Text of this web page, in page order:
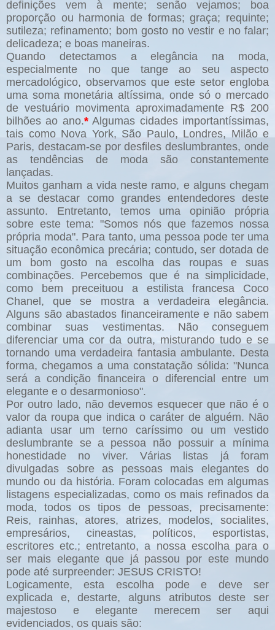
definições vem à mente; senão vejamos; boa
proporção ou harmonia de formas; graça; requinte;
sutileza; refinamento; bom gosto no vestir e no falar;
delicadeza; e boas maneiras.
Quando detectamos a elegância na moda,
especialmente no que tange ao seu aspecto
mercadológico, observamos que este setor engloba
uma soma monetária altíssima, onde só o mercado
de vestuário movimenta aproximadamente R$ 200
bilhões ao ano.*Algumas cidades importantíssimas,
tais como Nova York, São Paulo, Londres, Milão e
Paris, destacam-se por desfiles deslumbrantes, onde
as tendências de moda são constantemente
lançadas.
Muitos ganham a vida neste ramo, e alguns chegam
a se destacar como grandes entendedores deste
assunto. Entretanto, temos uma opinião própria
sobre este tema: "Somos nós que fazemos nossa
própria moda". Para tanto, uma pessoa pode ter uma
situação econômica precária; contudo, ser dotada de
um bom gosto na escolha das roupas e suas
combinações. Percebemos que é na simplicidade,
como bem preceituou a estilista francesa Coco
Chanel, que se mostra a verdadeira elegância.
Alguns são abastados financeiramente e não sabem
combinar suas vestimentas. Não conseguem
diferenciar uma cor da outra, misturando tudo e se
tornando uma verdadeira fantasia ambulante. Desta
forma, chegamos a uma constatação sólida: "Nunca
será a condição financeira o diferencial entre um
elegante e o desarmonioso".
Por outro lado, não devemos esquecer que não é o
valor da roupa que indica o caráter de alguém. Não
adianta usar um terno caríssimo ou um vestido
deslumbrante se a pessoa não possuir a mínima
honestidade no viver. Várias listas já foram
divulgadas sobre as pessoas mais elegantes do
mundo ou da história. Foram colocadas em algumas
listagens especializadas, como os mais refinados da
moda, todos os tipos de pessoas, precisamente:
Reis, rainhas, atores, atrizes, modelos, socialites,
empresários, cineastas, políticos, esportistas,
escritores etc.; entretanto, a nossa escolha para o
ser mais elegante que já passou por este mundo
pode até surpreender: JESUS CRISTO!
Logicamente, esta escolha pode e deve ser
explicada e, destarte, alguns atributos deste ser
majestoso e elegante merecem ser aqui
evidenciados, os quais são: